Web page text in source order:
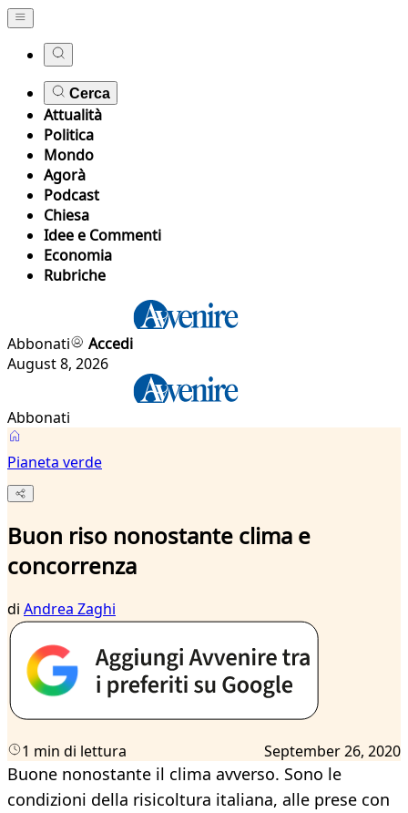
Cerca
Attualità
Politica
Mondo
Agorà
Podcast
Chiesa
Idee e Commenti
Economia
Rubriche
Abbonati
Accedi
August 8, 2026
Abbonati
Pianeta verde
Buon riso nonostante clima e
concorrenza
di Andrea Zaghi
1 min di lettura September 26, 2020
Buone nonostante il clima avverso. Sono le
condizioni della risicoltura italiana, alle prese con